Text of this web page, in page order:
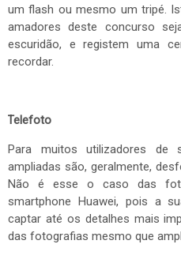
um flash ou mesmo um tripé.
amadores deste concurso
escuridão, e registem uma
recordar.
Telefoto
Para muitos utilizadores de
ampliadas são, geralmente,
Não é esse o caso das
smartphone Huawei, pois a
captar até os detalhes mais
das fotografias mesmo que